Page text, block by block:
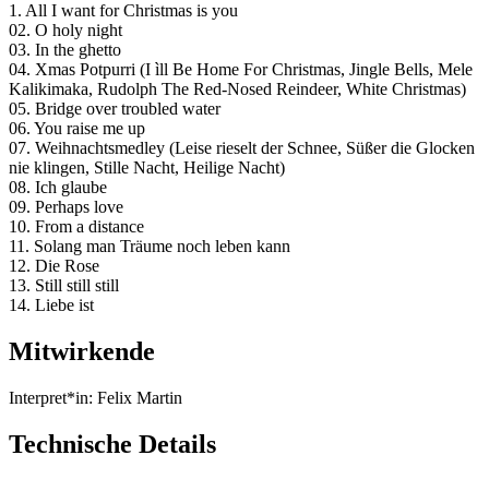
1. All I want for Christmas is you
02. O holy night
03. In the ghetto
04. Xmas Potpurri (I ìll Be Home For Christmas, Jingle Bells, Mele
Kalikimaka, Rudolph The Red-Nosed Reindeer, White Christmas)
05. Bridge over troubled water
06. You raise me up
07. Weihnachtsmedley (Leise rieselt der Schnee, Süßer die Glocken
nie klingen, Stille Nacht, Heilige Nacht)
08. Ich glaube
09. Perhaps love
10. From a distance
11. Solang man Träume noch leben kann
12. Die Rose
13. Still still still
14. Liebe ist
Mitwirkende
Interpret*in: Felix Martin
Technische Details